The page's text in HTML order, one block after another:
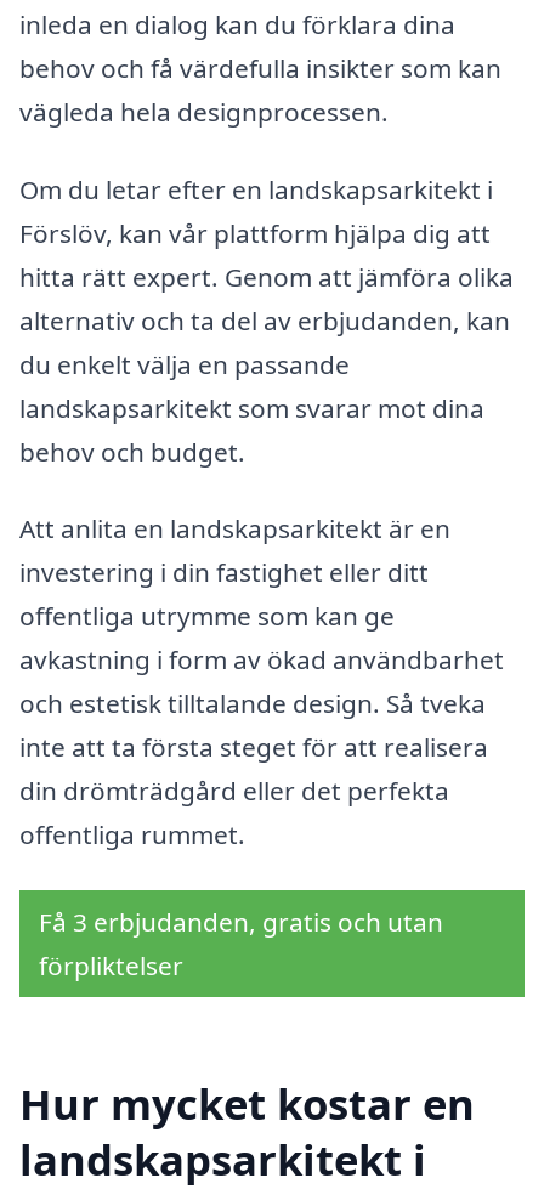
inleda en dialog kan du förklara dina
behov och få värdefulla insikter som kan
vägleda hela designprocessen.
Om du letar efter en landskapsarkitekt i
Förslöv, kan vår plattform hjälpa dig att
hitta rätt expert. Genom att jämföra olika
alternativ och ta del av erbjudanden, kan
du enkelt välja en passande
landskapsarkitekt som svarar mot dina
behov och budget.
Att anlita en landskapsarkitekt är en
investering i din fastighet eller ditt
offentliga utrymme som kan ge
avkastning i form av ökad användbarhet
och estetisk tilltalande design. Så tveka
inte att ta första steget för att realisera
din drömträdgård eller det perfekta
offentliga rummet.
Få 3 erbjudanden, gratis och utan
förpliktelser
Hur mycket kostar en
landskapsarkitekt i